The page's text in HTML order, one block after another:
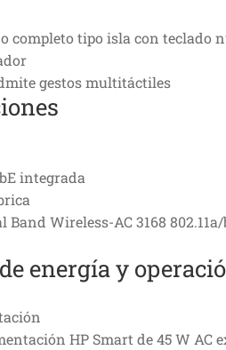
completo tipo isla con teclado
gestos multitáctiles
integrada
Band Wireless-AC 3168
energía y
HP Smart de 45 W AC